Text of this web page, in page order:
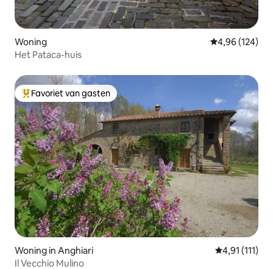
Woning Gemiddelde
4,96 (124)
Het Pataca-huis
Topfavoriet van gasten
Favoriet van gasten
Woning in Anghiari Gemiddelde
4,91 (111)
Il Vecchio Mulino